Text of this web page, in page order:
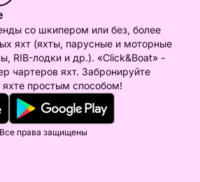
со шкипером или без, более
яхт (яхты, парусные и моторные
RIB-лодки и др.). «Click&Boat» -
чартеров яхт. Забронируйте
простым способом!
права защищены